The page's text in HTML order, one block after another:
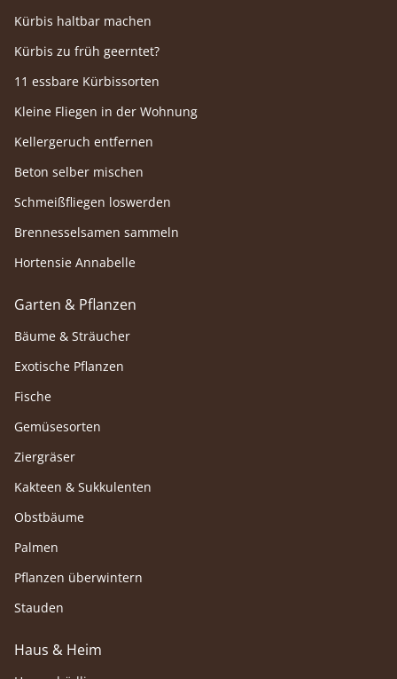
Kürbis haltbar machen
Kürbis zu früh geerntet?
11 essbare Kürbissorten
Kleine Fliegen in der Wohnung
Kellergeruch entfernen
Beton selber mischen
Schmeißfliegen loswerden
Brennesselsamen sammeln
Hortensie Annabelle
Garten & Pflanzen
Bäume & Sträucher
Exotische Pflanzen
Fische
Gemüsesorten
Ziergräser
Kakteen & Sukkulenten
Obstbäume
Palmen
Pflanzen überwintern
Stauden
Haus & Heim